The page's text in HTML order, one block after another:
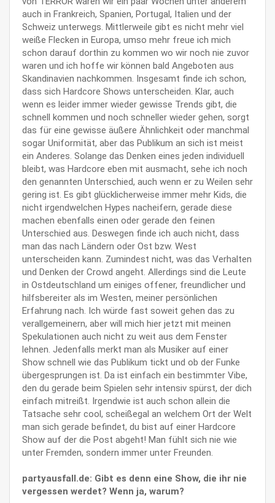
auch in Frankreich, Spanien, Portugal, Italien und der
Schweiz unterwegs. Mittlerweile gibt es nicht mehr viel
weiße Flecken in Europa, umso mehr freue ich mich
schon darauf dorthin zu kommen wo wir noch nie zuvor
waren und ich hoffe wir können bald Angeboten aus
Skandinavien nachkommen. Insgesamt finde ich schon,
dass sich Hardcore Shows unterscheiden. Klar, auch
wenn es leider immer wieder gewisse Trends gibt, die
schnell kommen und noch schneller wieder gehen, sorgt
das für eine gewisse äußere Ähnlichkeit oder manchmal
sogar Uniformität, aber das Publikum an sich ist meist
ein Anderes. Solange das Denken eines jeden individuell
bleibt, was Hardcore eben mit ausmacht, sehe ich noch
den genannten Unterschied, auch wenn er zu Weilen sehr
gering ist. Es gibt glücklicherweise immer mehr Kids, die
nicht irgendwelchen Hypes nacheifern, gerade diese
machen ebenfalls einen oder gerade den feinen
Unterschied aus. Deswegen finde ich auch nicht, dass
man das nach Ländern oder Ost bzw. West
unterscheiden kann. Zumindest nicht, was das Verhalten
und Denken der Crowd angeht. Allerdings sind die Leute
in Ostdeutschland um einiges offener, freundlicher und
hilfsbereiter als im Westen, meiner persönlichen
Erfahrung nach. Ich würde fast soweit gehen das zu
verallgemeinern, aber will mich hier jetzt mit meinen
Spekulationen auch nicht zu weit aus dem Fenster
lehnen. Jedenfalls merkt man als Musiker auf einer
Show schnell wie das Publikum tickt und ob der Funke
übergesprungen ist. Da ist einfach ein bestimmter Vibe,
den du gerade beim Spielen sehr intensiv spürst, der dich
einfach mitreißt. Irgendwie ist auch schon allein die
Tatsache sehr cool, scheißegal an welchem Ort der Welt
man sich gerade befindet, du bist auf einer Hardcore
Show auf der die Post abgeht! Man fühlt sich nie wie
unter Fremden, sondern immer unter Freunden.
partyausfall.de: Gibt es denn eine Show, die ihr nie
vergessen werdet? Wenn ja, warum?